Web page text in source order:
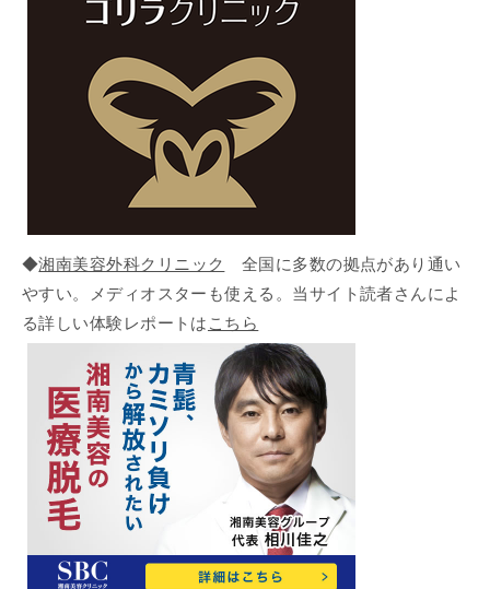
◆湘南美容外科クリニック
全国に多数の拠点があり通い
やすい。メディオスターも使える。当サイト読者さんによ
る詳しい体験レポートは こちら